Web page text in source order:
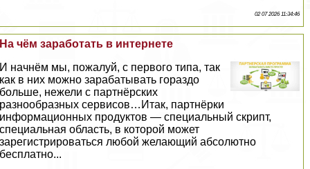
02 07 2026 11:34:46
На чём заработать в интернете
И начнём мы, пожалуй, с первого типа, так
как в них можно заpaбатывать гораздо
больше, нежели с партнёрских
разнообразных сервисов…Итак, партнёрки
информационных продуктов — специальный скрипт,
специальная область, в которой может
зарегистрироваться любой желающий абсолютно
бесплатно...